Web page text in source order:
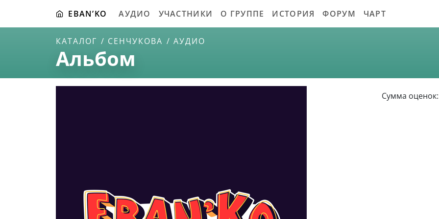
EBAN’KO АУДИО УЧАСТНИКИ О ГРУППЕ ИСТОРИЯ ФОРУМ ЧАРТ
КАТАЛОГ СЕНЧУКОВА АУДИО
Альбом
Сумма